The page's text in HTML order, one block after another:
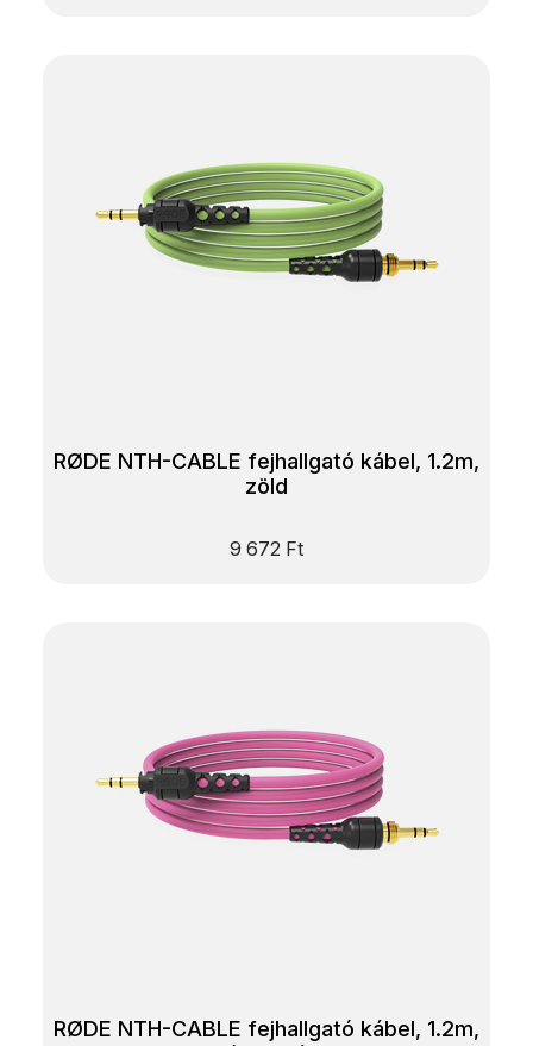
RØDE NTH-CABLE fejhallgató kábel, 1.2m,
zöld
9 672 Ft
RØDE NTH-CABLE fejhallgató kábel, 1.2m,